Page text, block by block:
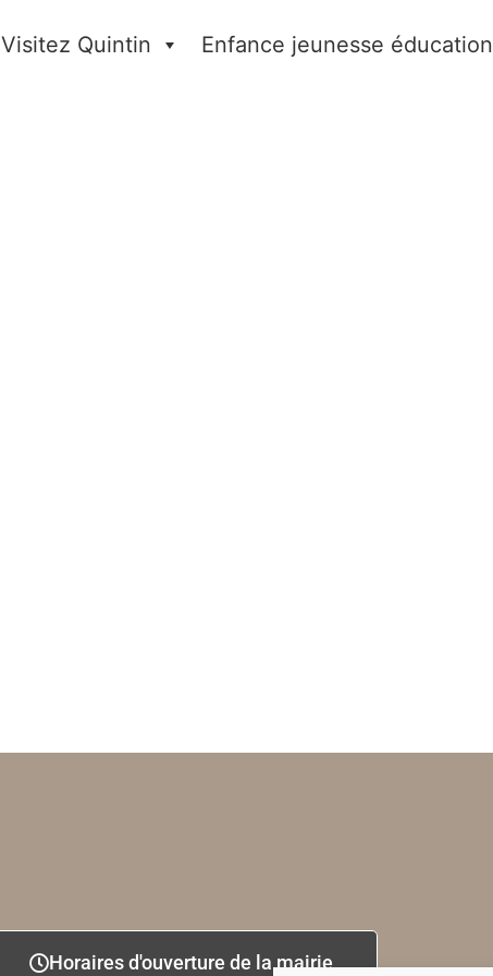
Visitez Quintin Enfance jeunesse éducation
Horaires d'ouverture de la mairie